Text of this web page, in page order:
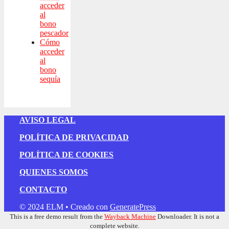
acceder
al
bono
pescador
Cómo
acceder
al
bono
sequía
AVISO LEGAL
POLÍTICA DE PRIVACIDAD
POLÍTICA DE COOKIES
QUIENES SOMOS
CONTACTO
© 2024 ELM • Creado con GeneratePress
This is a free demo result from the Wayback Machine Downloader. It is not a
complete website.